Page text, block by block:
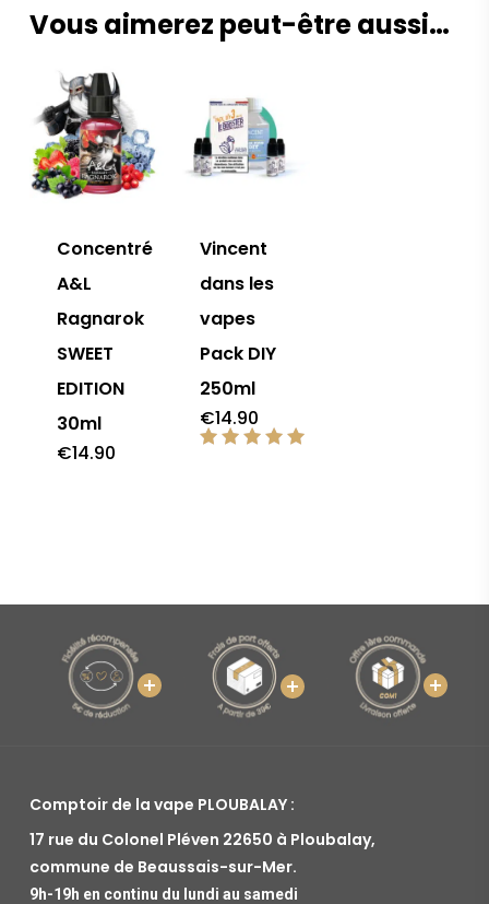
Vous aimerez peut-être aussi…
Concentré
A&L
Ragnarok
SWEET
EDITION
30ml
€14.90
Vincent
dans les
vapes
Pack DIY
250ml
€14.90
Comptoir de la vape PLOUBALAY :
17 rue du Colonel Pléven 22650 à Ploubalay,
commune de Beaussais-sur-Mer.
9h-19h en continu du lundi au samedi